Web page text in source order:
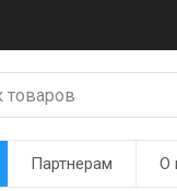
Партнерам О